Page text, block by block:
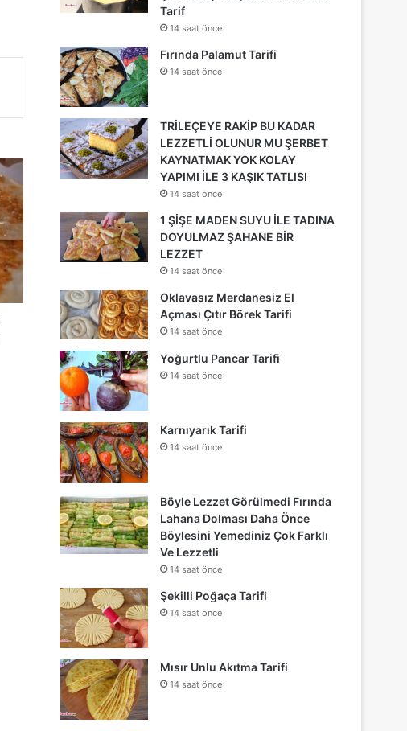
Tarif
14 saat önce
Fırında Palamut Tarifi
14 saat önce
TRİLEÇEYE RAKİP BU KADAR
LEZZETLİ OLUNUR MU ŞERBET
KAYNATMAK YOK KOLAY
YAPIMI İLE 3 KAŞIK TATLISI
14 saat önce
1 ŞİŞE MADEN SUYU İLE TADINA
DOYULMAZ ŞAHANE BİR
LEZZET
14 saat önce
Oklavasız Merdanesiz El
Açması Çıtır Börek Tarifi
14 saat önce
Yoğurtlu Pancar Tarifi
14 saat önce
Karnıyarık Tarifi
14 saat önce
Böyle Lezzet Görülmedi Fırında
Lahana Dolması Daha Önce
Böylesini Yemediniz Çok Farklı
Ve Lezzetli
14 saat önce
Şekilli Poğaça Tarifi
14 saat önce
Mısır Unlu Akıtma Tarifi
14 saat önce